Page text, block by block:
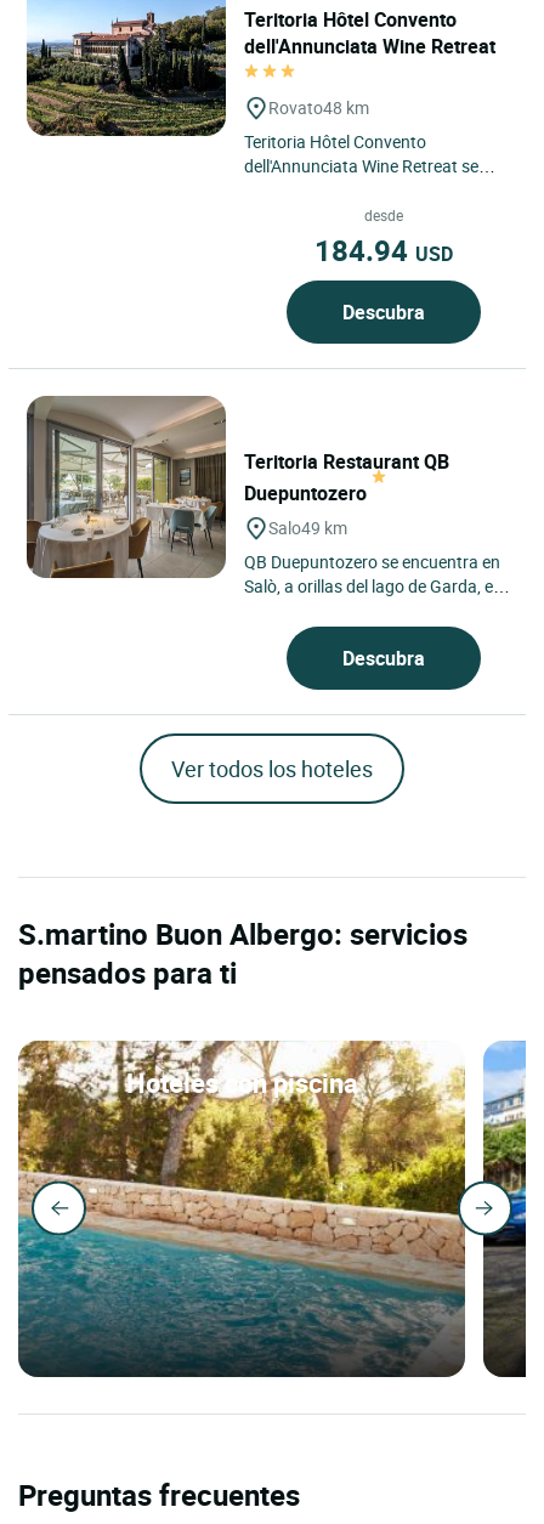
Teritoria Hôtel Convento
dell'Annunciata Wine Retreat
Rovato48 km
Teritoria Hôtel Convento
dell'Annunciata Wine Retreat se
corazón de Lombardía, dentro...
desde
184.94 USD
Descubra
Teritoria Restaurant QB
Duepuntozero
Salo49 km
QB Duepuntozero se encuentra en
Salò, a orillas del lago de Garda, en
lejos de Verona,...
Descubra
Ver todos los hoteles
S.martino Buon Albergo: servicios
pensados para ti
Hoteles con piscina
Preguntas frecuentes